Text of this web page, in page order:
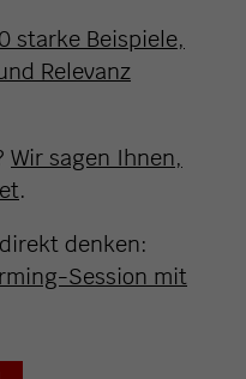
starke Beispiele,
Relevanz
Wir sagen Ihnen,
.
denken:
Session mit